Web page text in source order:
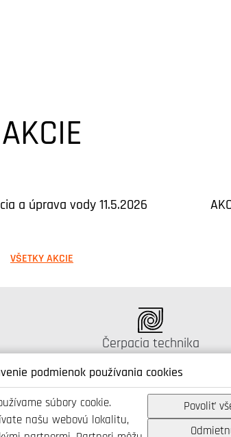
podmienok používania cookies
súbory cookie.
našu webovú lokalitu,
Povoliť
AKCIE
a úprava vody 11.5.2026
VŠETKY AKCIE
Katalógus:
Čerpacia technika
Spojte se s námi